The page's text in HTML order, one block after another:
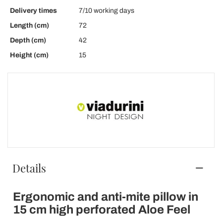
Delivery times
7/10 working days
Length (cm)
72
Depth (cm)
42
Height (cm)
15
Details
Ergonomic and anti-mite pillow in
15 cm high perforated Aloe Feel